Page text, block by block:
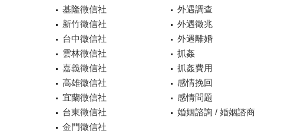
基隆徵信社
新竹徵信社
台中徵信社
雲林徵信社
嘉義徵信社
高雄徵信社
宜蘭徵信社
台東徵信社
金門徵信社
外遇調查
外遇徵兆
外遇離婚
抓姦
抓姦費用
感情挽回
感情問題
婚姻諮詢 / 婚姻諮商